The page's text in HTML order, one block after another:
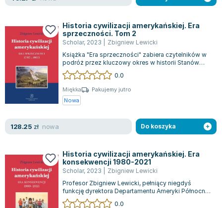
Joseph Murphy
Aleksander Puszkin
Oscar Wilde
Małgorzata Ohme
Maddie Ziegler
Leszek Czarnecki
Joanna Racewicz
Janina Zającówna
Eric Helms
Nela Mała Reporterka
Agnieszka Maciąg
Barbara Wrzesińska
Terry Pratchett
Historia cywilizacji amerykańskiej. Era
sprzeczności. Tom 2
Scholar, 2023
Zbigniew Lewicki
Książka "Era sprzeczności" zabiera czytelników w
podróż przez kluczowy okres w historii Stanów
Zjednoczonych, od ich powstania aż...
0.0
Miękka
Pakujemy jutro
Nowa
128.25 zł nowa Do koszyka
Historia cywilizacji amerykańskiej. Era
konsekwencji 1980-2021
Scholar, 2023
Zbigniew Lewicki
Profesor Zbigniew Lewicki, pełniący niegdyś
funkcję dyrektora Departamentu Ameryki Północnej
i Południowej w Ministerstwie Spraw Z...
0.0